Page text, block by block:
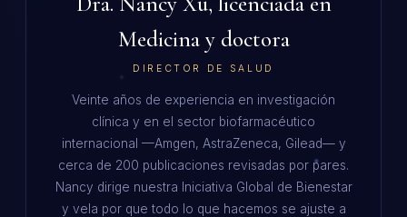
Medicina y doctora
DIRECTOR DE SALUD
Veinte años de experiencia en investigación
clínica y en el sector biofarmacéutico
internacional —Amgen, AstraZeneca, Gilead— y
cerca de 200 publicaciones revisadas por pares.
Nancy dirige nuestra Iniciativa Global de Bienestar
y vela por que todo lo que hacemos se ajuste a